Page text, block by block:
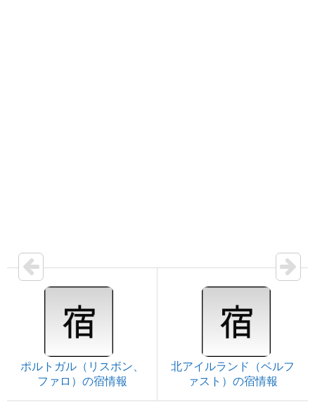
ポルトガル（リスボン、
ファロ）の宿情報
北アイルランド（ベルフ
ァスト）の宿情報